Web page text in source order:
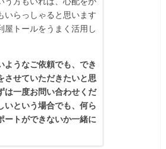
いらっしゃると思います
屋トールをうまく活用し
ようなご依頼でも、でき
させていただきたいと思
は一度お問い合わせくだ
いという場合でも、何ら
ートができないか一緒に